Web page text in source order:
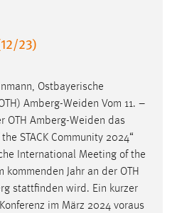
23)
Ostbayerische
Amberg-Weiden Vom 11. –
OTH Amberg-Weiden das
STACK Community 2024“
International Meeting of the
kommenden Jahr an der OTH
stattfinden wird. Ein kurzer
im März 2024 voraus
mibew_locale, mibew-
nutzen zu können.
chat-frame-style-